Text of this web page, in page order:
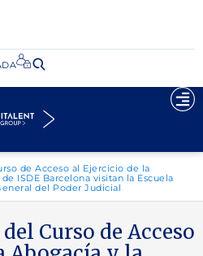
de Acceso al Ejercicio de la
ISDE Barcelona visitan la Escuela
del Poder Judicial
Curso de Acceso